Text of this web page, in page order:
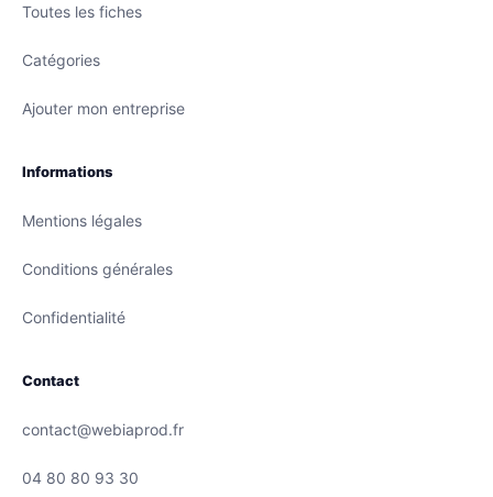
Toutes les fiches
Catégories
Ajouter mon entreprise
Informations
Mentions légales
Conditions générales
Confidentialité
Contact
contact@webiaprod.fr
04 80 80 93 30